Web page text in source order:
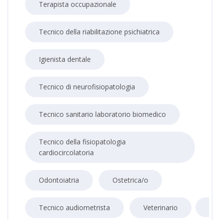
Terapista occupazionale
Tecnico della riabilitazione psichiatrica
Igienista dentale
Tecnico di neurofisiopatologia
Tecnico sanitario laboratorio biomedico
Tecnico della fisiopatologia
cardiocircolatoria
Odontoiatria Ostetrica/o
Tecnico audiometrista Veterinario